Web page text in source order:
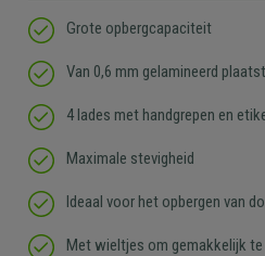
Grote opbergcapaciteit
Van 0,6 mm gelamineerd
4 lades met handgrepen en
Maximale stevigheid
Ideaal voor het opbergen van
Met wieltjes om gemakkelijk te